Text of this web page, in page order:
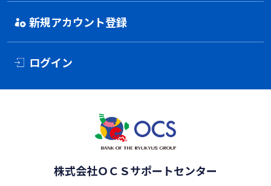
新規アカウント登録
ログイン
株式会社ＯＣＳサポートセンター